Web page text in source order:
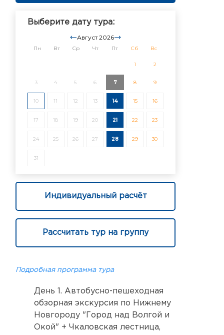
Выберите дату тура:
Август 2026
Пн Вт Ср Чт Пт Сб Вс
1 2
3 4 5 6 7 8 9
10 11 12 13 14 15 16
17 18 19 20 21 22 23
24 25 26 27 28 29 30
31
Индивидуальный расчёт
Рассчитать тур на группу
Подробная программа тура
День 1. Автобусно-пешеходная
обзорная экскурсия по Нижнему
Новгороду "Город над Волгой и
Окой" + Чкаловская лестница,